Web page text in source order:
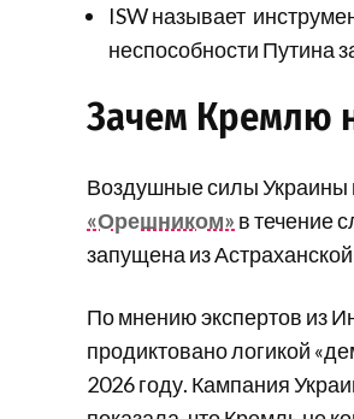
ISW называет
неспособности Путина
Зачем Кремлю
Воздушные силы Украины
«Орешником» втечение
запущена из
По мнению экспертов из
продиктовано логикой
2026 году. Кампания